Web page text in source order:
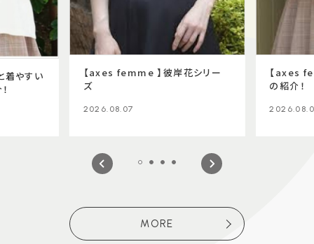
着やすい
【axes femme 】彼岸花シリー
ズ
2026.08.07
【axes
の紹介！
MORE